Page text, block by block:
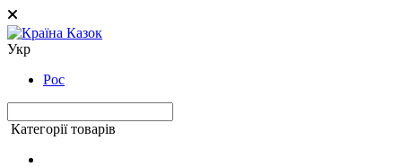
Укр
Рос
Категорії товарів